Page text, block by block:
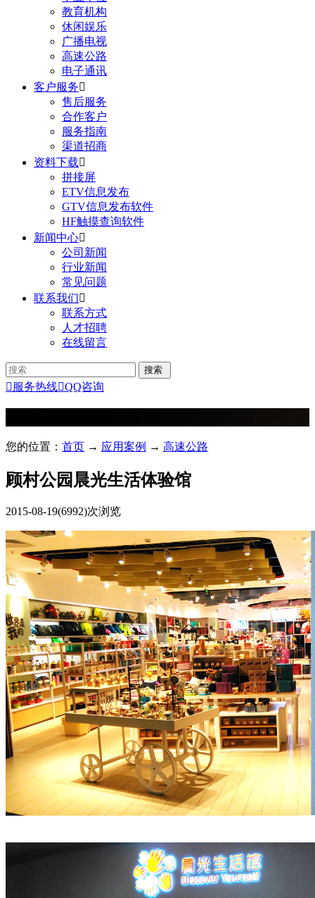
教育机构
休闲娱乐
广播电视
高速公路
电子通讯
客户服务
售后服务
合作客户
服务指南
渠道招商
资料下载
拼接屏
ETV信息发布
GTV信息发布软件
HF触摸查询软件
新闻中心
公司新闻
行业新闻
常见问题
联系我们
联系方式
人才招聘
在线留言
 服务热线QQ咨询
您的位置： 首页 → 应用案例 → 高速公路
顾村公园晨光生活体验馆
2015-08-19(6992)次浏览